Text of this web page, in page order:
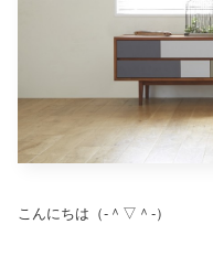
こんにちは（‐＾▽＾‐）